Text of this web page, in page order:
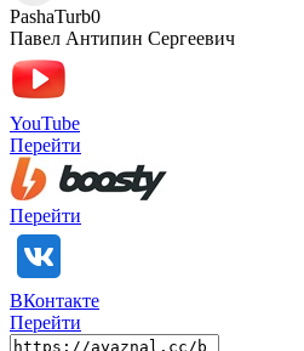
PashaTurb0
Павел Антипин Сергеевич
YouTube
Перейти
Перейти
ВКонтакте
Перейти